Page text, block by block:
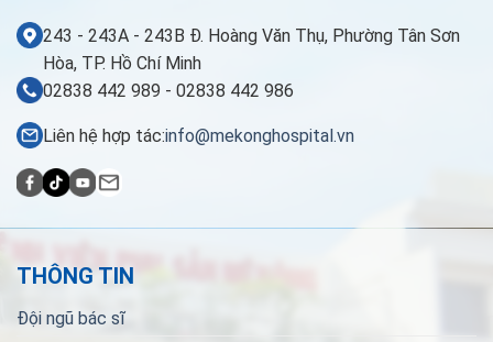
243 - 243A - 243B Đ. Hoàng Văn Thụ, Phường Tân Sơn
Hòa, TP. Hồ Chí Minh
02838 442 989 - 02838 442 986
Liên hệ hợp tác:info@mekonghospital.vn
THÔNG TIN
Đội ngũ bác sĩ